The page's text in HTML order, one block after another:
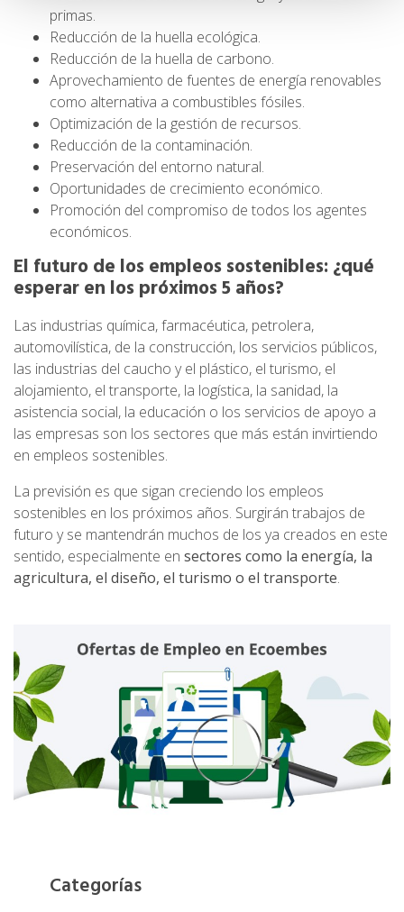
primas.
Reducción de la huella ecológica.
Reducción de la huella de carbono.
Aprovechamiento de fuentes de energía renovables
como alternativa a combustibles fósiles.
Optimización de la gestión de recursos.
Reducción de la contaminación.
Preservación del entorno natural.
Oportunidades de crecimiento económico.
Promoción del compromiso de todos los agentes
económicos.
El futuro de los empleos sostenibles: ¿qué
esperar en los próximos 5 años?
Las industrias química, farmacéutica, petrolera,
automovilística, de la construcción, los servicios públicos,
las industrias del caucho y el plástico, el turismo, el
alojamiento, el transporte, la logística, la sanidad, la
asistencia social, la educación o los servicios de apoyo a
las empresas son los sectores que más están invirtiendo
en empleos sostenibles.
La previsión es que sigan creciendo los empleos
sostenibles en los próximos años. Surgirán trabajos de
futuro y se mantendrán muchos de los ya creados en este
sentido, especialmente en sectores como la energía, la
agricultura, el diseño, el turismo o el transporte.
Categorías